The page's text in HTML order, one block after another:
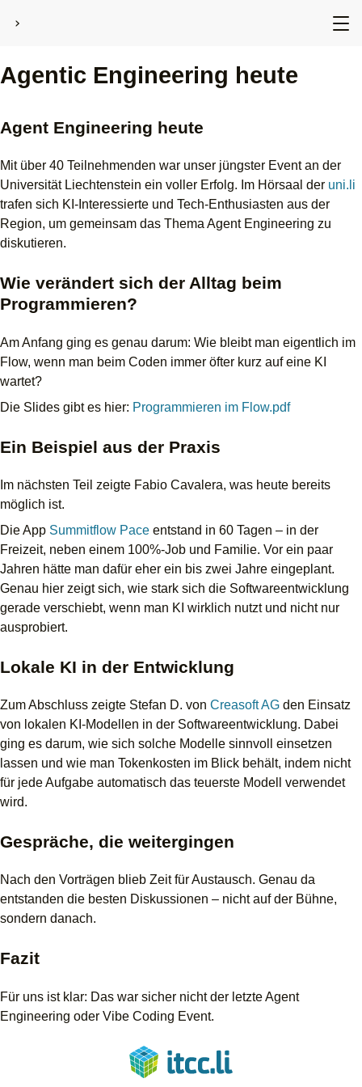
›
Agentic Engineering heute
Agent Engineering heute
Mit über 40 Teilnehmenden war unser jüngster Event an der
Universität Liechtenstein ein voller Erfolg. Im Hörsaal der uni.li
trafen sich KI-Interessierte und Tech-Enthusiasten aus der
Region, um gemeinsam das Thema Agent Engineering zu
diskutieren.
Wie verändert sich der Alltag beim
Programmieren?
Am Anfang ging es genau darum: Wie bleibt man eigentlich im
Flow, wenn man beim Coden immer öfter kurz auf eine KI
wartet?
Die Slides gibt es hier: Programmieren im Flow.pdf
Ein Beispiel aus der Praxis
Im nächsten Teil zeigte Fabio Cavalera, was heute bereits
möglich ist.
Die App Summitflow Pace entstand in 60 Tagen – in der
Freizeit, neben einem 100%-Job und Familie. Vor ein paar
Jahren hätte man dafür eher ein bis zwei Jahre eingeplant.
Genau hier zeigt sich, wie stark sich die Softwareentwicklung
gerade verschiebt, wenn man KI wirklich nutzt und nicht nur
ausprobiert.
Lokale KI in der Entwicklung
Zum Abschluss zeigte Stefan D. von Creasoft AG den Einsatz
von lokalen KI-Modellen in der Softwareentwicklung. Dabei
ging es darum, wie sich solche Modelle sinnvoll einsetzen
lassen und wie man Tokenkosten im Blick behält, indem nicht
für jede Aufgabe automatisch das teuerste Modell verwendet
wird.
Gespräche, die weitergingen
Nach den Vorträgen blieb Zeit für Austausch. Genau da
entstanden die besten Diskussionen – nicht auf der Bühne,
sondern danach.
Fazit
Für uns ist klar: Das war sicher nicht der letzte Agent
Engineering oder Vibe Coding Event.